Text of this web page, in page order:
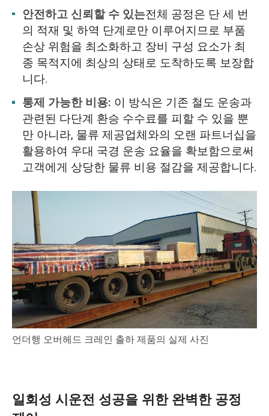
안전하고 신뢰할 수 있는전체 공정은 단 세 번
의 적재 및 하역 단계로만 이루어지므로 부품
손상 위험을 최소화하고 장비 구성 요소가 최
종 목적지에 최상의 상태로 도착하도록 보장합
니다.
통제 가능한 비용: 이 방식은 기존 철도 운송과
관련된 다단계 환승 수수료를 피할 수 있을 뿐
만 아니라, 물류 제공업체와의 오랜 파트너십을
활용하여 우대 국경 운송 요율을 확보함으로써
고객에게 상당한 물류 비용 절감을 제공합니다.
언더행 오버헤드 크레인 출하 제품의 실제 사진
일회성 시운전 성공을 위한 완벽한 공정